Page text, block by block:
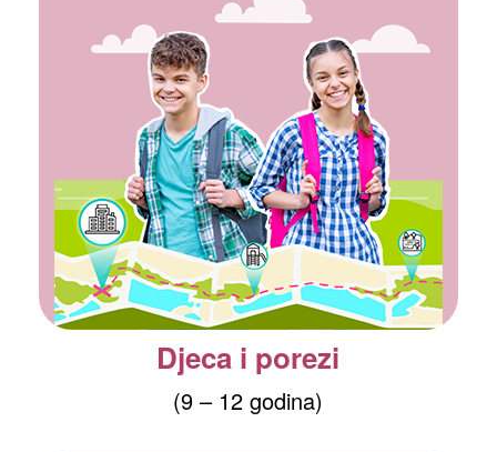
Djeca i porezi
(9 – 12 godina)